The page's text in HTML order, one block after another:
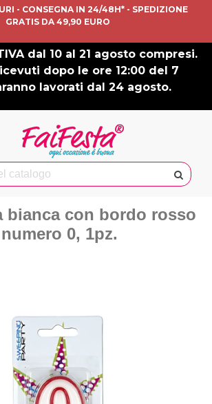
- CONSEGNA IN 24/48H* - SPEDIZIONE
GRATIS DA 49,90 EURO
dal 10 al 21 agosto compresi.
dopo le ore 12:00 del 7
lavorati dal 24 agosto.
bianca con bordo rosso
numero 0, 1pz.